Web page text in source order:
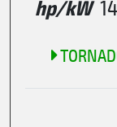
hp/kW